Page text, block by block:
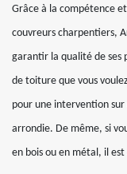
Grâce à la compétence
couvreurs charpentiers,
garantir la qualité de ses
de toiture que vous
pour une intervention
arrondie. De même, si
en bois ou en métal, il est